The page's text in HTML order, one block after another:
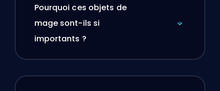
Pourquoi ces objets de
mage sont-ils si
importants ?